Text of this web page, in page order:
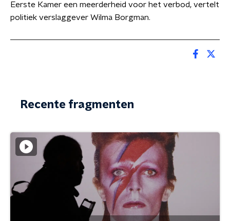
Eerste Kamer een meerderheid voor het verbod, vertelt
politiek verslaggever Wilma Borgman.
Recente fragmenten